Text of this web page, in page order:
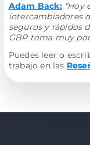
Adam Back: “Hoy
intercambiadores
seguros y rápidos
GBP toma muy
Puedes leer o
trabajo en las